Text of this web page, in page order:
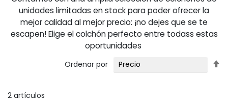
unidades limitadas en stock para poder ofrecer la
mejor calidad al mejor precio: ¡no dejes que se te
escapen! Elige el colchón perfecto entre todass estas
oportunidades
2 artículos
Ordenar por